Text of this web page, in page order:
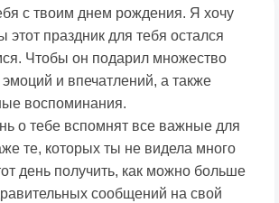
с твоим днем рождения. Я хочу
этот праздник для тебя остался
Чтобы он подарил множество
и впечатлений, а также
воспоминания.
о тебе вспомнят все важные для
те, которых ты не видела много
день получить, как можно больше
сообщений на свой